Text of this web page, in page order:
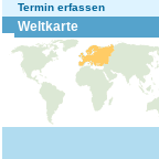
Termin erfassen
Weltkarte